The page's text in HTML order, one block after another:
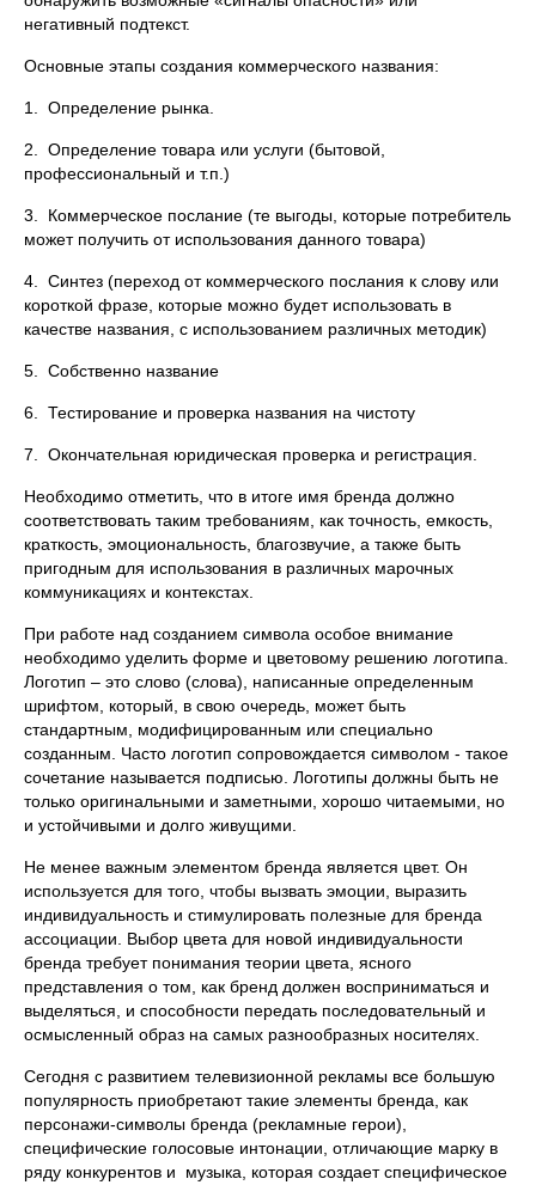
негативный подтекст.
Основные этапы создания коммерческого названия:
1. Определение рынка.
2. Определение товара или услуги (бытовой,
профессиональный и т.п.)
3. Коммерческое послание (те выгоды, которые потребитель
может получить от использования данного товара)
4. Синтез (переход от коммерческого послания к слову или
короткой фразе, которые можно будет использовать в
качестве названия, с использованием различных методик)
5. Собственно название
6. Тестирование и проверка названия на чистоту
7. Окончательная юридическая проверка и регистрация.
Необходимо отметить, что в итоге имя бренда должно
соответствовать таким требованиям, как точность, емкость,
краткость, эмоциональность, благозвучие, а также быть
пригодным для использования в различных марочных
коммуникациях и контекстах.
При работе над созданием символа особое внимание
необходимо уделить форме и цветовому решению логотипа.
Логотип – это слово (слова), написанные определенным
шрифтом, который, в свою очередь, может быть
стандартным, модифицированным или специально
созданным. Часто логотип сопровождается символом - такое
сочетание называется подписью. Логотипы должны быть не
только оригинальными и заметными, хорошо читаемыми, но
и устойчивыми и долго живущими.
Не менее важным элементом бренда является цвет. Он
используется для того, чтобы вызвать эмоции, выразить
индивидуальность и стимулировать полезные для бренда
ассоциации. Выбор цвета для новой индивидуальности
бренда требует понимания теории цвета, ясного
представления о том, как бренд должен восприниматься и
выделяться, и способности передать последовательный и
осмысленный образ на самых разнообразных носителях.
Сегодня с развитием телевизионной рекламы все большую
популярность приобретают такие элементы бренда, как
персонажи-символы бренда (рекламные герои),
специфические голосовые интонации, отличающие марку в
ряду конкурентов и музыка, которая создает специфическое